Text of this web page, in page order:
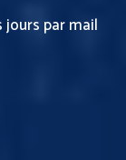
par mail